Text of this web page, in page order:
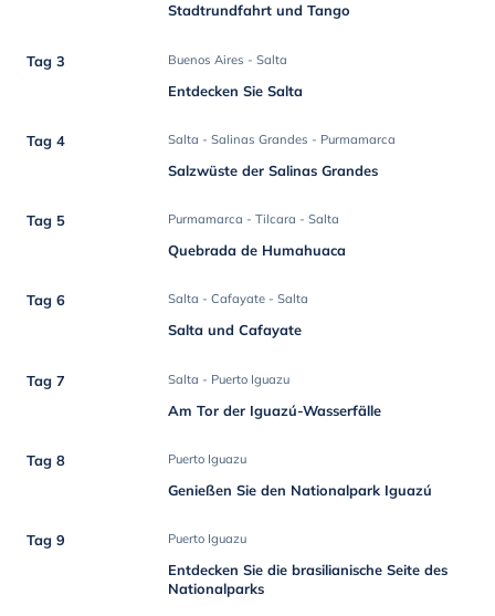
Stadtrundfahrt und Tango
Tag 3 Buenos Aires - Salta
Entdecken Sie Salta
Tag 4 Salta - Salinas Grandes - Purmamarca
Salzwüste der Salinas Grandes
Tag 5 Purmamarca - Tilcara - Salta
Quebrada de Humahuaca
Tag 6 Salta - Cafayate - Salta
Salta und Cafayate
Tag 7 Salta - Puerto Iguazu
Am Tor der Iguazú-Wasserfälle
Tag 8 Puerto Iguazu
Genießen Sie den Nationalpark Iguazú
Tag 9 Puerto Iguazu
Entdecken Sie die brasilianische Seite des
Nationalparks